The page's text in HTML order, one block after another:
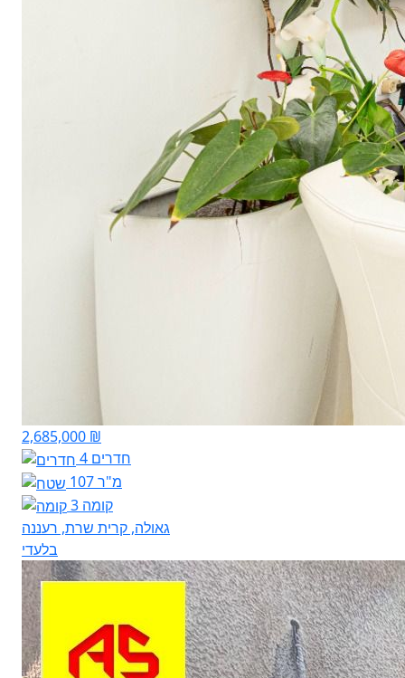
2,685,000 ₪
4 חדרים
107 מ"ר
קומה 3
גאולה, קרית שרת, רעננה
בלעדי